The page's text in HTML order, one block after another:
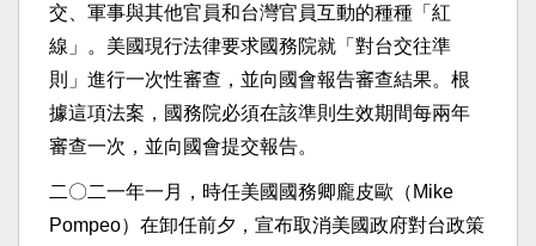
交、軍事與其他官員和台灣官員互動的種種「紅
線」。美國現行法律要求國務院就「對台交往準
則」進行一次性審查，並向國會報告審查結果。根
據這項法案，國務院必須在該準則生效期間每兩年
審查一次，並向國會提交報告。
二〇二一年一月，時任美國國務卿龐皮歐（Mike
Pompeo）在卸任前夕，宣布取消美國政府對台政策